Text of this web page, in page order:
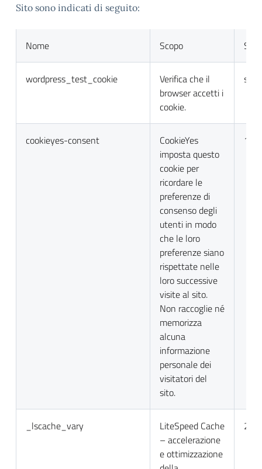
Sito sono indicati di seguito:
Nome Scopo
wordpress_test_cookie
Verifica che il
browser accetti i
cookie.
cookieyes-consent
CookieYes
imposta questo
cookie per
ricordare le
preferenze di
consenso degli
utenti in modo
che le loro
preferenze siano
rispettate nelle
loro successive
visite al sito.
Non raccoglie né
memorizza
alcuna
informazione
personale dei
visitatori del
sito.
1
_lscache_vary
LiteSpeed Cache
– accelerazione
e ottimizzazione
2